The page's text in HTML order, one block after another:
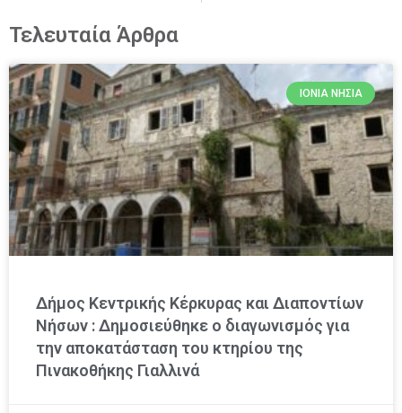
Τελευταία Άρθρα
ΙΌΝΙΑ ΝΗΣΙΆ
Δήμος Κεντρικής Κέρκυρας και Διαποντίων
Νήσων : Δημοσιεύθηκε ο διαγωνισμός για
την αποκατάσταση του κτηρίου της
Πινακοθήκης Γιαλλινά